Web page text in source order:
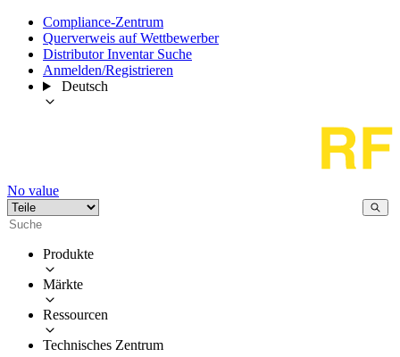
Compliance-Zentrum
Querverweis auf Wettbewerber
Distributor Inventar Suche
Anmelden/Registrieren
Deutsch
No value
Produkte
Märkte
Ressourcen
Technisches Zentrum